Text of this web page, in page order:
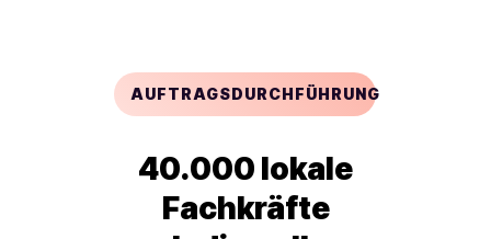
40.000 lokale
Fachkräfte
AUFTRAGSDURCHFÜHRUNG